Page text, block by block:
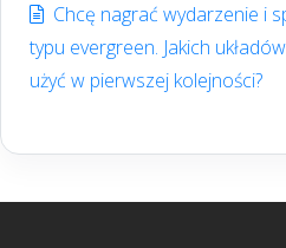
Chcę nagrać wydarzenie i
typu evergreen. Jakich
użyć w pierwszej kolejności?